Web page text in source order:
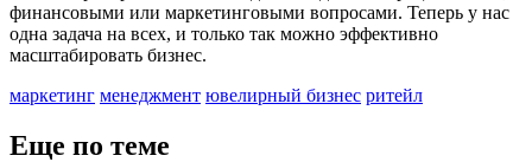
финансовыми или маркетинговыми вопросами. Теперь у нас
одна задача на всех, и только так можно эффективно
масштабировать бизнес.
маркетинг менеджмент ювелирный бизнес ритейл
Еще по теме